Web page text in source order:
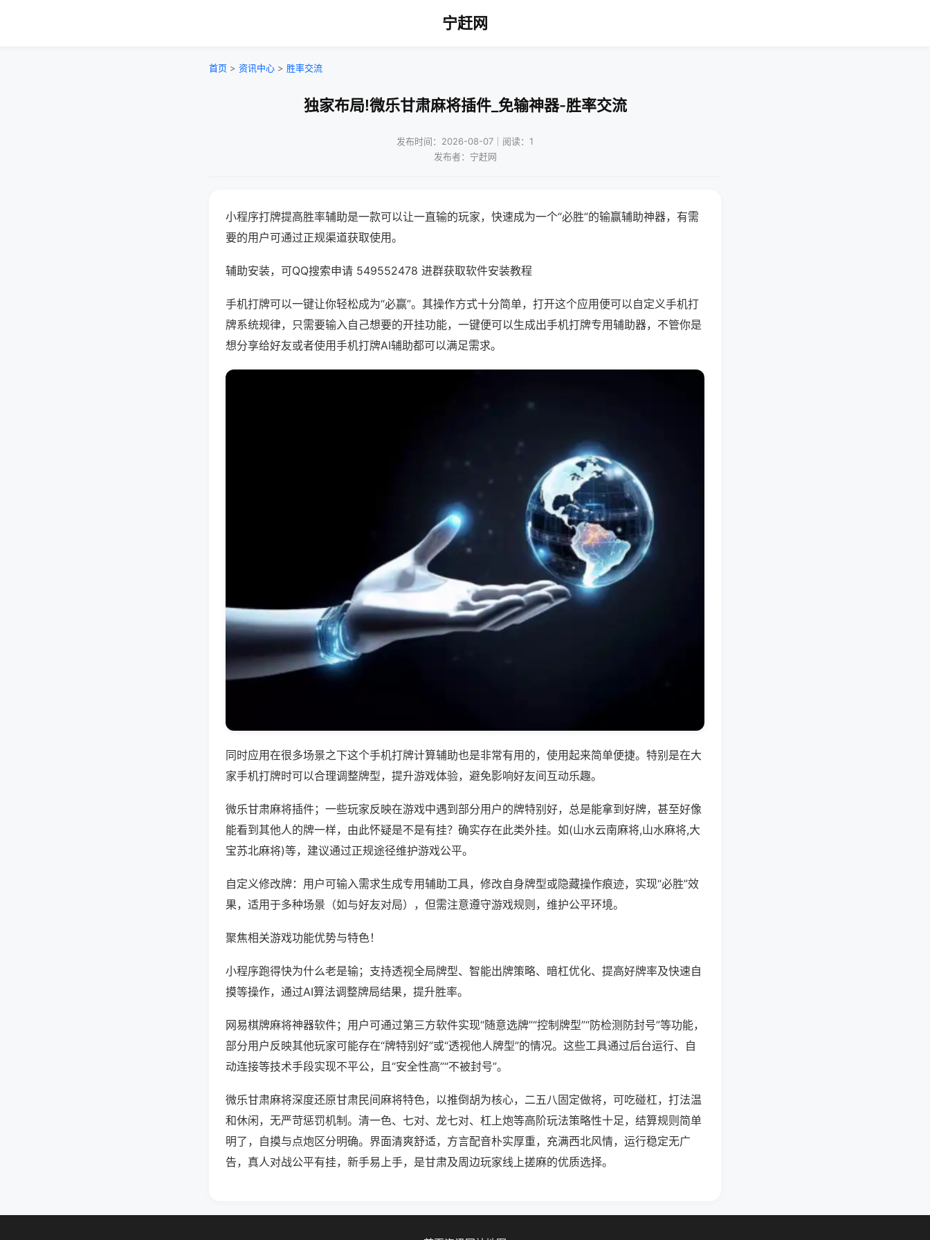
宁赶网
首页 > 资讯中心 > 胜率交流
独家布局!微乐甘肃麻将插件_免输神器-胜率交流
发布时间：2026-08-07｜阅读：1
发布者：宁赶网
小程序打牌提高胜率辅助是一款可以让一直输的玩家，快速成为一个“必胜”的输赢辅助神器，有需
要的用户可通过正规渠道获取使用。
辅助安装，可QQ搜索申请 549552478 进群获取软件安装教程
手机打牌可以一键让你轻松成为“必赢”。其操作方式十分简单，打开这个应用便可以自定义手机打
牌系统规律，只需要输入自己想要的开挂功能，一键便可以生成出手机打牌专用辅助器，不管你是
想分享给好友或者使用手机打牌AI辅助都可以满足需求。
同时应用在很多场景之下这个手机打牌计算辅助也是非常有用的，使用起来简单便捷。特别是在大
家手机打牌时可以合理调整牌型，提升游戏体验，避免影响好友间互动乐趣。
微乐甘肃麻将插件；一些玩家反映在游戏中遇到部分用户的牌特别好，总是能拿到好牌，甚至好像
能看到其他人的牌一样，由此怀疑是不是有挂？确实存在此类外挂。如(山水云南麻将,山水麻将,大
宝苏北麻将)等，建议通过正规途径维护游戏公平。
自定义修改牌：用户可输入需求生成专用辅助工具，修改自身牌型或隐藏操作痕迹，实现“必胜”效
果，适用于多种场景（如与好友对局），但需注意遵守游戏规则，维护公平环境。
聚焦相关游戏功能优势与特色！
小程序跑得快为什么老是输；支持透视全局牌型、智能出牌策略、暗杠优化、提高好牌率及快速自
摸等操作，通过AI算法调整牌局结果，提升胜率。
网易棋牌麻将神器软件；用户可通过第三方软件实现“随意选牌”“控制牌型”“防检测防封号”等功能，
部分用户反映其他玩家可能存在“牌特别好”或“透视他人牌型”的情况。这些工具通过后台运行、自
动连接等技术手段实现不平公，且“安全性高”“不被封号”。
微乐甘肃麻将深度还原甘肃民间麻将特色，以推倒胡为核心，二五八固定做将，可吃碰杠，打法温
和休闲，无严苛惩罚机制。清一色、七对、龙七对、杠上炮等高阶玩法策略性十足，结算规则简单
明了，自摸与点炮区分明确。界面清爽舒适，方言配音朴实厚重，充满西北风情，运行稳定无广
告，真人对战公平有挂，新手易上手，是甘肃及周边玩家线上搓麻的优质选择。